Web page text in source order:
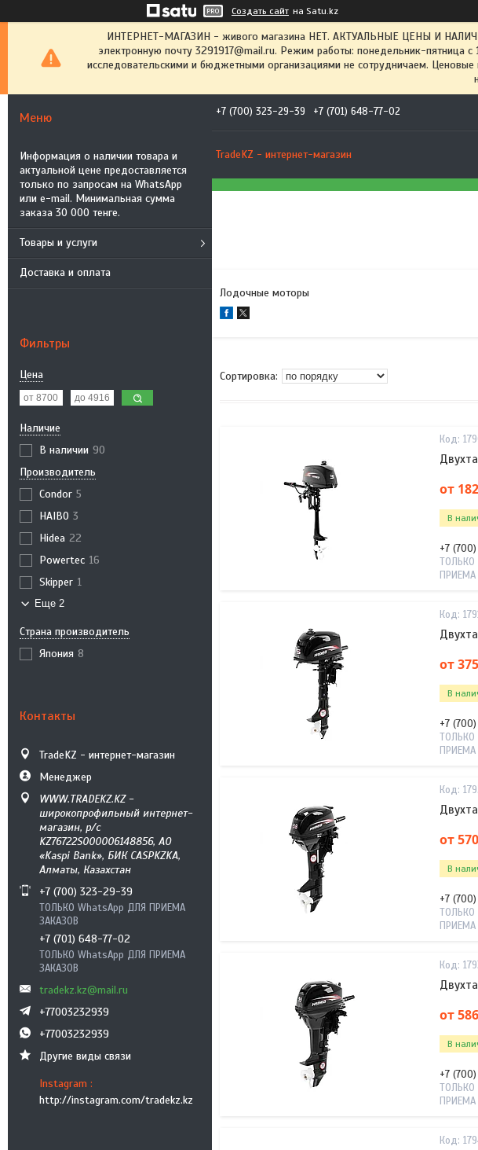
Создать сайт на Satu.kz
ИНТЕРНЕТ-МАГАЗИН - живого магазина НЕТ. АКТУАЛЬНЫЕ ЦЕНЫ И
электронную почту 3291917@mail.ru. Режим работы: понедельник-пятница
исследовательскими и бюджетными организациями не сотрудничаем.
Информация о наличии товара и
актуальной цене предоставляется
только по запросам на WhatsApp
или e-mail. Минимальная сумма
заказа 30 000 тенге.
Товары и услуги
Доставка и оплата
Фильтры
Цена
Наличие
В наличии 90
Производитель
Condor 5
HAIBO 3
Hidea 22
Powertec 16
Skipper 1
Еще 2
Страна производитель
Япония 8
Контакты
TradeKZ - интернет-магазин
Менеджер
WWW.TRADEKZ.KZ -
широкопрофильный интернет-
магазин, р/с
KZ76722S000006148856, АО
«Kaspi Bank», БИК CASPKZKA,
Алматы, Казахстан
+7 (700) 323-29-39
ТОЛЬКО WhatsApp ДЛЯ ПРИЕМА
ЗАКАЗОВ
+7 (701) 648-77-02
ТОЛЬКО WhatsApp ДЛЯ ПРИЕМА
ЗАКАЗОВ
tradekz.kz@mail.ru
+77003232939
+77003232939
Другие виды связи
Instagram
http://instagram.com/tradekz.kz
+7 (700) 323-29-39 +7 (701) 648-77-02
TradeKZ - интернет-магазин
Лодочные моторы
от
В
+7
ТОЛЬКО
ПРИЕМА
от
В
+7
ТОЛЬКО
ПРИЕМА
от
В
+7
ТОЛЬКО
ПРИЕМА
от
В
+7
ТОЛЬКО
ПРИЕМА